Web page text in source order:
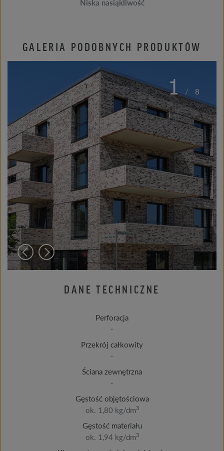
Niska nasiąkliwość
GALERIA PODOBNYCH PRODUKTÓW
1 / 8
DANE TECHNICZNE
Perforacja
-
Przekrój całkowity
-
Ściana zewnętrzna
-
Gęstość objętościowa
ok. 1,80 kg/dm3
Gęstość materiału
ok. 1,94 kg/dm3